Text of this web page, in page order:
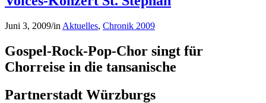
Juni 3, 2009/in Aktuelles, Chronik 2009
Gospel-Rock-Pop-Chor singt für
Chorreise in die tansanische
Partnerstadt Würzburgs